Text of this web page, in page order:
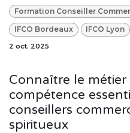
Formation Conseiller
IFCO Bordeaux IFCO Lyon
2 oct. 2025
Connaître le
compétence
conseillers
spiritueux